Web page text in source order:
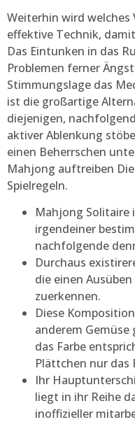
Weiterhin wird welches
effektive Technik,
Das Eintunken in das
Problemen ferner
Stimmungslage das
ist die großartige
diejenigen,
aktiver Ablenkung
einen Beherrschen
Mahjong auftreiben
Spielregeln.
Mahjong Solitaire
irgendeiner
nachfolgende
Durchaus
die einen
zuerkennen.
Diese
anderem
das Farbe
Plättchen nur das
Ihr
liegt in ihr Reihe
inoffizieller